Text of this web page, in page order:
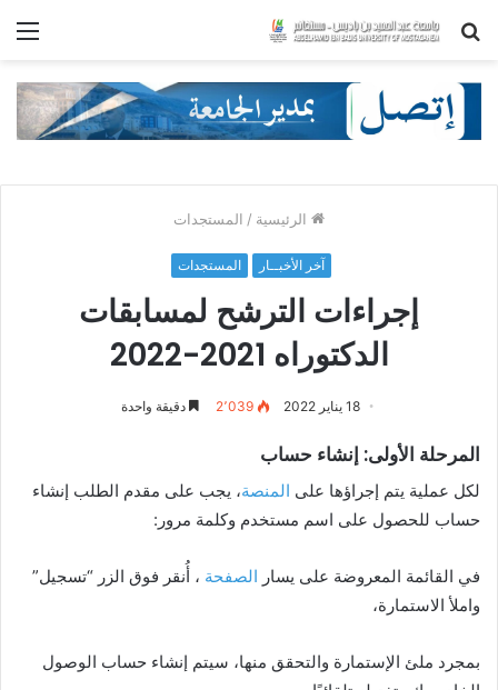
بحث
الرئيسية / المستجدات
آخر الأخبــار المستجدات
إجراءات الترشح لمسابقات
الدكتوراه 2021-2022
18 يناير 2022 2٬039 دقيقة واحدة
المرحلة الأولى: إنشاء حساب
لكل عملية يتم إجراؤها على المنصة، يجب على مقدم الطلب إنشاء
حساب للحصول على اسم مستخدم وكلمة مرور:
في القائمة المعروضة على يسار الصفحة ، أُنقر فوق الزر “تسجيل”
واملأ الاستمارة،
بمجرد ملئ الإستمارة والتحقق منها، سيتم إنشاء حساب الوصول